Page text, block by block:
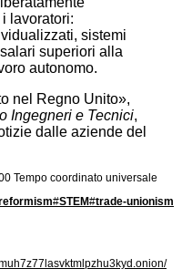
lavoratori:
sistemi
superiori alla
autonomo.
nel Regno Unito ,
Ingegneri e Tecnici,
dalle aziende del
Tempo coordinato universale
#STEM#trade-unionism